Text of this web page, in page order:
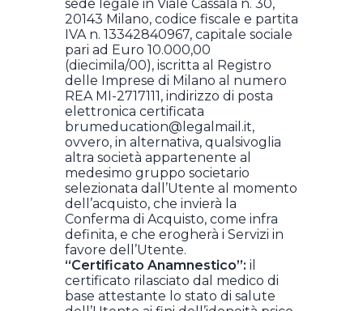
sede legale in Viale Cassala n. 30,
20143 Milano, codice fiscale e partita
IVA n. 13342840967, capitale sociale
pari ad Euro 10.000,00
(diecimila/00), iscritta al Registro
delle Imprese di Milano al numero
REA MI-2717111, indirizzo di posta
elettronica certificata
brumeducation@legalmail.it,
ovvero, in alternativa, qualsivoglia
altra società appartenente al
medesimo gruppo societario
selezionata dall’Utente al momento
dell’acquisto, che invierà la
Conferma di Acquisto, come infra
definita, e che erogherà i Servizi in
favore dell’Utente.
“Certificato Anamnestico”: il
certificato rilasciato dal medico di
base attestante lo stato di salute